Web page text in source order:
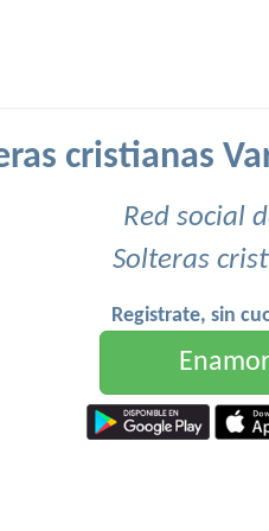
cristianas
Red social
Solteras
Registrate, sin